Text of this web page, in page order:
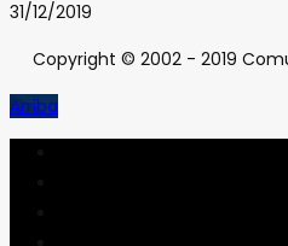
31/12/2019
Copyright © 2002 - 2019
Arriba